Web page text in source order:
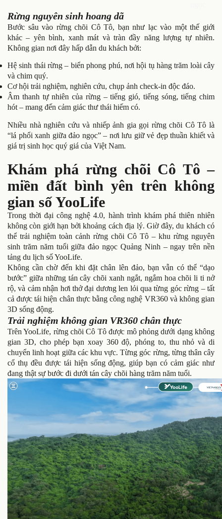
Rừng nguyên sinh hoang dã
Bước sâu vào rừng chõi Cô Tô, bạn như lạc vào một thế giới
khác – yên bình, xanh mát và tràn đầy năng lượng tự nhiên.
Không gian nơi đây hấp dẫn du khách bởi:
Hệ sinh thái rừng – biển phong phú, nơi hội tụ hàng trăm loài cây
và chim quý.
Cơ hội trải nghiệm, nghiên cứu, chụp ảnh check-in độc đáo.
Âm thanh tự nhiên của rừng – tiếng gió, tiếng sóng, tiếng chim
hót – mang đến cảm giác thư thái hiếm có.
Nhiều nhà nghiên cứu và nhiếp ảnh gia gọi rừng chõi Cô Tô là
“lá phổi xanh giữa đảo ngọc” – nơi lưu giữ vẻ đẹp thuần khiết và
giá trị sinh học quý giá của Việt Nam.
Khám phá rừng chõi Cô Tô –
miền đất bình yên trên không
gian số YooLife
Trong thời đại công nghệ 4.0, hành trình khám phá thiên nhiên
không còn giới hạn bởi khoảng cách địa lý. Giờ đây, du khách có
thể trải nghiệm toàn cảnh rừng chõi Cô Tô – khu rừng nguyên
sinh trăm năm tuổi giữa đảo ngọc Quảng Ninh – ngay trên nền
tảng du lịch số YooLife.
Không cần chờ đến khi đặt chân lên đảo, bạn vẫn có thể “dạo
bước” giữa những tán cây chõi xanh ngắt, ngắm hoa chõi li ti nở
rộ, và cảm nhận hơi thở đại dương len lỏi qua từng góc rừng – tất
cả được tái hiện chân thực bằng công nghệ VR360 và không gian
3D sống động.
Trải nghiệm không gian VR360 chân thực
Trên YooLife, rừng chõi Cô Tô được mô phỏng dưới dạng không
gian 3D, cho phép bạn xoay 360 độ, phóng to, thu nhỏ và di
chuyển linh hoạt giữa các khu vực. Từng góc rừng, từng thân cây
cổ thụ đều được tái hiện sống động, giúp bạn có cảm giác như
đang thật sự bước đi dưới tán cây chõi hàng trăm năm tuổi.